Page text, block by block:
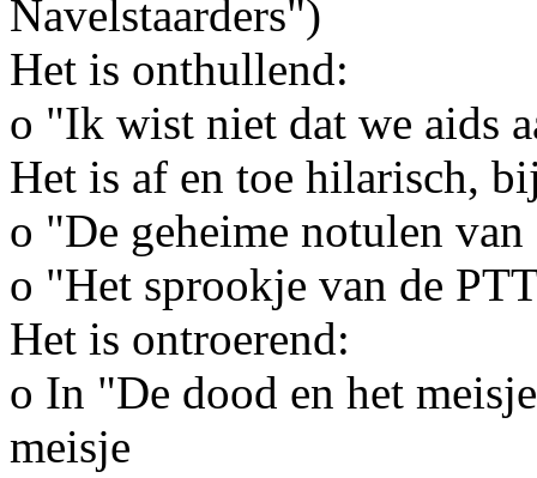
Navelstaarders")
Het is onthullend:
o "Ik wist niet dat we aids
Het is af en toe hilarisch,
o "De geheime notulen
o "Het sprookje van de
Het is ontroerend:
o In "De dood en het
meisje